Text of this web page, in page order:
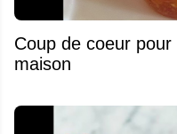
Coup de coeur
maison